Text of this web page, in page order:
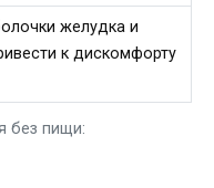
без пищи:
желудка и
к дискомфорту